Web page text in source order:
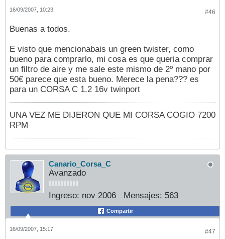
#46
16/09/2007, 10:23
Buenas a todos.
E visto que mencionabais un green twister, como
bueno para comprarlo, mi cosa es que queria comprar
un filtro de aire y me sale este mismo de 2º mano por
50€ parece que esta bueno. Merece la pena??? es
para un CORSA C 1.2 16v twinport
UNA VEZ ME DIJERON QUE MI CORSA COGIO 7200
RPM
Canario_Corsa_C
Avanzado
Ingreso: nov 2006 Mensajes: 563
Compartir
#47
16/09/2007, 15:17